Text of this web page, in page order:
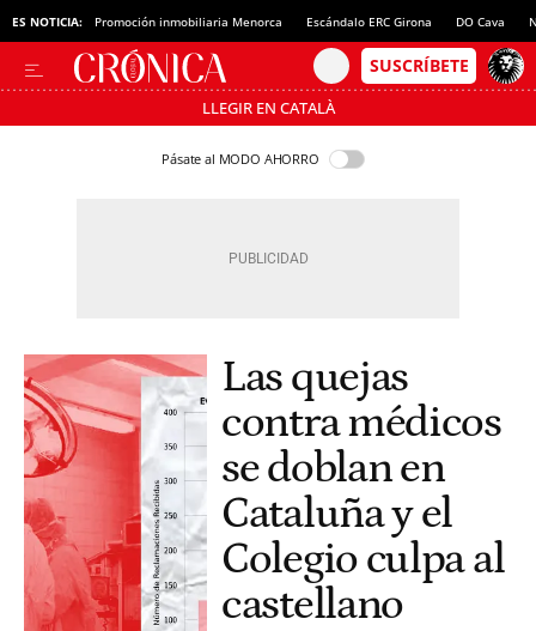
ES NOTICIA: Promoción inmobiliaria Menorca Escándalo ERC Girona DO Cava
LLEGIR EN CATALÀ
Pásate al MODO AHORRO
Las quejas
contra médicos
se doblan en
Cataluña y el
Colegio culpa al
castellano